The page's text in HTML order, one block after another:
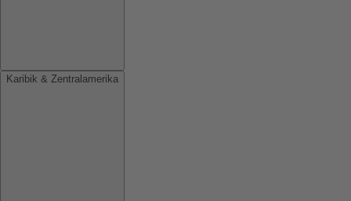
Karibik & Zentralamerika